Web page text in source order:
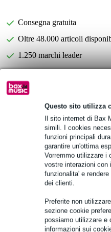
Questo sito utilizza
Il sito internet di Bax
simili. I cookies
funzioni principali
garantire un'ottima
Vorremmo utilizzare i
vostre interazioni con
funzionalita' e
dei clienti.
Preferite non
sezione cookie
possiamo utilizzare e
informazioni sui
Consegna gratuita
Oltre 48.000 articoli
1.250 marchi leader
6,90 € di premio
Informazioni sul
Specifiche complete
Vedi anche (4)